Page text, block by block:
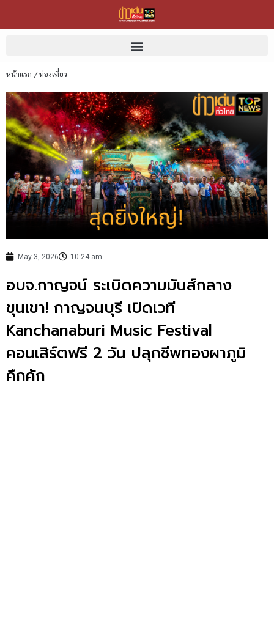
หน้าแรก /ท่องเที่ยว
May 3, 2026 10:24 am
อบจ.กาญจน์ ระเบิดความมันส์กลาง
ขุนเขา! กาญจนบุรี เปิดเวที
Kanchanaburi Music Festival
คอนเสิร์ตฟรี 2 วัน ปลุกชีพทองผาภูมิ
คึกคัก